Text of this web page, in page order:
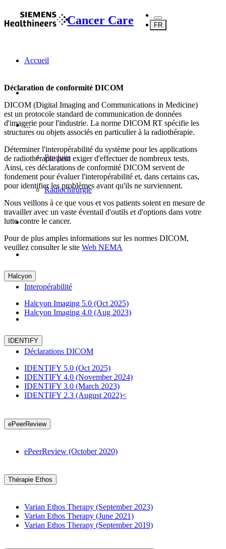
Cancer Care FR
Accueil
...
Produits
Radiochirurgie
Interopérabilité
Déclarations DICOM
Déclaration de conformité DICOM
DICOM (Digital Imaging and Communications in Medicine)
est un protocole standard de communication de données
d'imagerie pour l'industrie. La norme DICOM RT spécifie les
structures ou objets associés en particulier à la radiothérapie.
Déterminer l'interopérabilité du système pour les applications
de radiothérapie peut exiger d'effectuer de nombreux tests.
Ainsi, ces déclarations de conformité DICOM servent de
fondement pour évaluer l'interopérabilité et, dans certains cas,
pour identifier les problèmes avant qu'ils ne surviennent.
Nous veillons à ce que vous et vos patients soient en mesure de
travailler avec un vaste éventail d'outils et d'options dans votre
lutte contre le cancer.
Pour de plus amples informations sur les normes DICOM,
veuillez consulter le site Web NEMA
Halcyon
Halcyon Imaging 5.0 (Oct 2025)
Halcyon Imaging 4.0 (Aug 2023)
IDENTIFY
IDENTIFY 5.0 (Oct 2025)
IDENTIFY 4.0 (November 2024)
IDENTIFY 3.0 (March 2023)
IDENTIFY 2.3 (August 2022)<
ePeerReview
ePeerReview (October 2020)
Thérapie Ethos
Varian Ethos Therapy (September 2023)
Varian Ethos Therapy (June 2021)
Varian Ethos Therapy (September 2019)